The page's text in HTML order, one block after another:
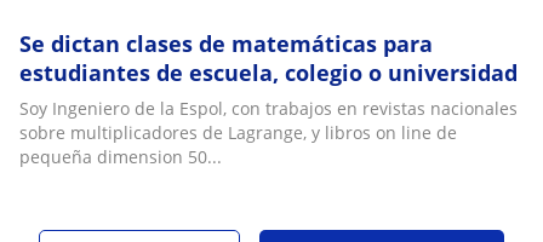
Se dictan clases de matemáticas para
estudiantes de escuela, colegio o universidad
Soy Ingeniero de la Espol, con trabajos en revistas nacionales
sobre multiplicadores de Lagrange, y libros on line de
pequeña dimension 50...